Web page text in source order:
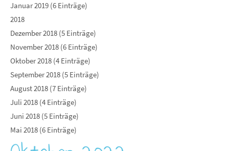
Januar 2019 (6 Einträge)
2018
Dezember 2018 (5 Einträge)
November 2018 (6 Einträge)
Oktober 2018 (4 Einträge)
September 2018 (5 Einträge)
August 2018 (7 Einträge)
Juli 2018 (4 Einträge)
Juni 2018 (5 Einträge)
Mai 2018 (6 Einträge)